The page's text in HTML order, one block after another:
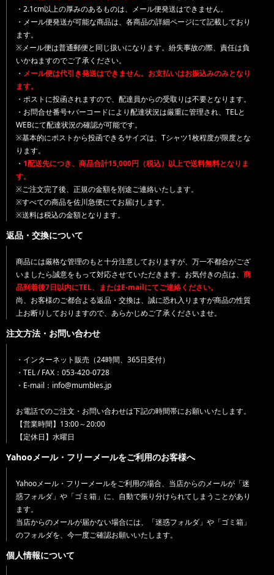
・2.1cm以上の厚みのあるものは、メール便発送はできません。
・メール便発送が可能な商品は、各商品の詳細ページにて記載しており
ます。
※メール便は普通郵便と同じ扱いになります。紛失事故の際、責任は負
いかねますのでご了承ください。
・ メール便は代引き発送はできません。お支払いはお振込みのみとなり
ます。
・ポストに投函されますので、配達員からの受取りは不要となります。
・お問合せ番号+バーコードにより配達状況は厳重に管理され、TELと
WEBにて配達状況の確認が可能です。
※基本的にポストから投函できるサイズは、Tシャツ1枚程度が限度とな
ります。
・ 1配送先につき、商品合計15,000円（税込）以上で送料無料となりま
す。
※ご注文完了後、正規の金額を別途ご連絡いたします。
※すべての商品を佐川急便にてお届けします。
※送料は税込の金額となります。
返品・交換について
商品には厳格な管理のもと十分注意しておりますが、万一不都合がござ
いましたら誠意をもって対応させていただきます。お気付きの点は、 商
品到着後7日以内にTEL、またはE-mailにてご連絡ください。
尚、お客様のご都合よる返品・交換は、誠に恐れ入りますが商品の性質
上お断りしておりますので、あらかじめご了承くださいませ。
注文方法・お問い合わせ
・インターネット販売（24時間、365日受付）
・TEL / FAX：053-420-0728
・E-mail：info@mumbles.jp
お電話でのご注文・お問い合わせは下記の時間帯にお願いいたします。
【営業時間】13:00～20:00
【定休日】水曜日
Yahooメール・フリーメールをご利用のお客様へ
Yahooメール・フリーメールをご利用の場合、当店からのメールが「迷
惑フォルダ」や「ゴミ箱」に、自動で振り分けられてしまうことがあり
ます。
当店からのメールが届かない場合には、「迷惑フォルダ」や「ゴミ箱」
のフォルダを、今一度ご確認お願いいたします。
個人情報について